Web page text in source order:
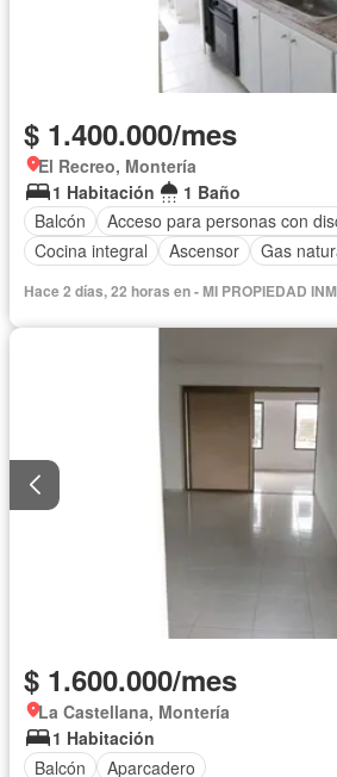
$ 1.400.000/mes
El Recreo, Montería
1 Habitación
1 Baño
Balcón
Acceso para personas con
Cocina integral
Ascensor Gas
Hace 2 días, 22 horas en - MI PROPIEDAD
$ 1.600.000/mes
La Castellana, Montería
1 Habitación
Balcón
Aparcadero